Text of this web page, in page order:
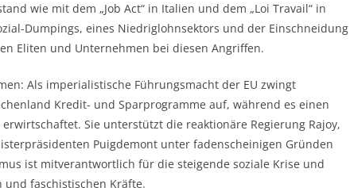
wie mit dem „Job Act“ in Italien und dem „Loi Travail“ in
Dumpings, eines Niedriglohnsektors und der Einschneidung
Eliten und Unternehmen bei diesen Angriffen.
Als imperialistische Führungsmacht der EU zwingt
Kredit- und Sparprogramme auf, während es einen
Sie unterstützt die reaktionäre Regierung Rajoy,
Puigdemont unter fadenscheinigen Gründen
ist mitverantwortlich für die steigende soziale Krise und
faschistischen Kräfte.